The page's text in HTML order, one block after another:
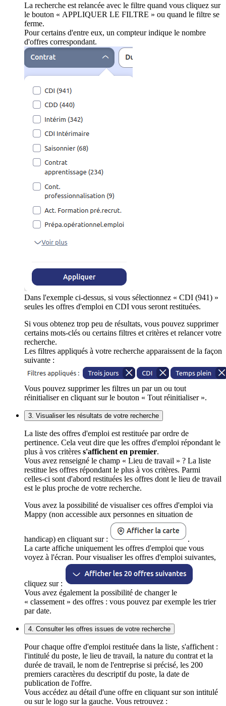
La recherche est relancée avec le filtre quand vous cliquez sur
le bouton « APPLIQUER LE FILTRE » ou quand le filtre se
ferme.
Pour certains d'entre eux, un compteur indique le nombre
d'offres correspondant.
Dans l'exemple ci-dessus, si vous sélectionnez « CDI (941) »
seules les offres d'emploi en CDI vous seront restituées.
Si vous obtenez trop peu de résultats, vous pouvez supprimer
certains mots-clés ou certains filtres et critères et relancer votre
recherche.
Les filtres appliqués à votre recherche apparaissent de la façon
suivante :
Vous pouvez supprimer les filtres un par un ou tout
réinitialiser en cliquant sur le bouton « Tout réinitialiser ».
3. Visualiser les résultats de votre recherche
La liste des offres d'emploi est restituée par ordre de
pertinence. Cela veut dire que les offres d'emploi répondant le
plus à vos critères s'affichent en premier.
Vous avez renseigné le champ « Lieu de travail » ? La liste
restitue les offres répondant le plus à vos critères. Parmi
celles-ci sont d'abord restituées les offres dont le lieu de travail
est le plus proche de votre recherche.
Vous avez la possibilité de visualiser ces offres d'emploi via
Mappy (non accessible aux personnes en situation de
handicap) en cliquant sur :
.
La carte affiche uniquement les offres d'emploi que vous
voyez à l'écran. Pour visualiser les offres d'emploi suivantes,
cliquez sur :
Vous avez également la possibilité de changer le
« classement » des offres : vous pouvez par exemple les trier
par date.
4. Consulter les offres issues de votre recherche
Pour chaque offre d'emploi restituée dans la liste, s'affichent :
l'intitulé du poste, le lieu de travail, la nature du contrat et la
durée de travail, le nom de l'entreprise si précisé, les 200
premiers caractères du descriptif du poste, la date de
publication de l'offre.
Vous accédez au détail d'une offre en cliquant sur son intitulé
ou sur le logo sur la gauche. Vous retrouvez :